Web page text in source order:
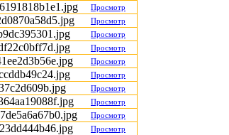
Просмотр
Просмотр
Просмотр
Просмотр
Просмотр
Просмотр
Просмотр
Просмотр
Просмотр
Просмотр